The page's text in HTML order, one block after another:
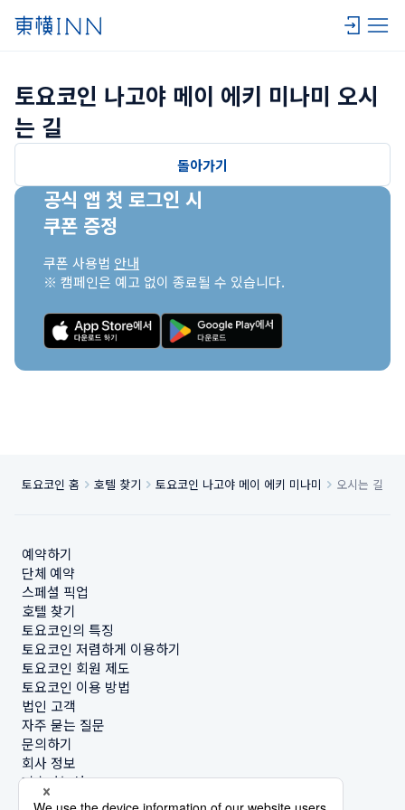
토요코인 나고야 메이 에키 미나미 오시
는 길
돌아가기
공식 앱 첫 로그인 시
쿠폰 증정
쿠폰 사용법 안내
※ 캠페인은 예고 없이 종료될 수 있습니다.
토요코인 홈 호텔 찾기 토요코인 나고야 메이 에키 미나미 오시는 길
예약하기
단체 예약
스페셜 픽업
호텔 찾기
토요코인의 특징
토요코인 저렴하게 이용하기
토요코인 회원 제도
토요코인 이용 방법
법인 고객
자주 묻는 질문
문의하기
회사 정보
지속가능성